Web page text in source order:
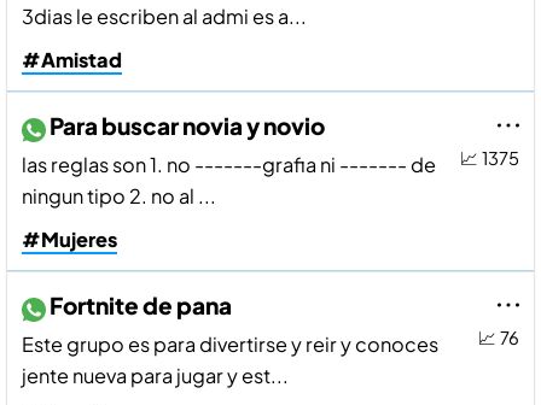
3dias le escriben al admi es a...
#Amistad
📈 1375
Para buscar novia y novio
las reglas son 1. no -------grafia ni ------- de
ningun tipo 2. no al ...
#Mujeres
📈 76
Fortnite de pana
Este grupo es para divertirse y reir y conoces
jente nueva para jugar y est...